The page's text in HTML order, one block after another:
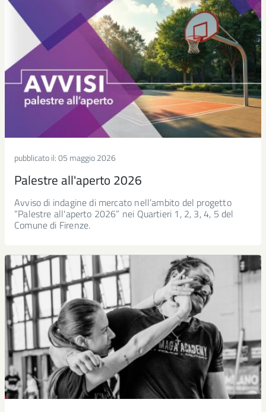
pubblicato il:05 maggio 2026
Palestre all'aperto 2026
Avviso di indagine di mercato nell’ambito del progetto
“Palestre all'aperto 2026” nei Quartieri 1, 2, 3, 4, 5 del
Comune di Firenze.